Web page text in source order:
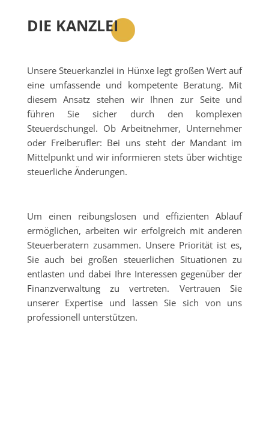
DIE KANZLEI
Unsere Steuerkanzlei in Hünxe legt großen Wert auf
eine umfassende und kompetente Beratung. Mit
diesem Ansatz stehen wir Ihnen zur Seite und
führen Sie sicher durch den komplexen
Steuerdschungel. Ob Arbeitnehmer, Unternehmer
oder Freiberufler: Bei uns steht der Mandant im
Mittelpunkt und wir informieren stets über wichtige
steuerliche Änderungen.
Um einen reibungslosen und effizienten Ablauf
ermöglichen, arbeiten wir erfolgreich mit anderen
Steuerberatern zusammen. Unsere Priorität ist es,
Sie auch bei großen steuerlichen Situationen zu
entlasten und dabei Ihre Interessen gegenüber der
Finanzverwaltung zu vertreten. Vertrauen Sie
unserer Expertise und lassen Sie sich von uns
professionell unterstützen.